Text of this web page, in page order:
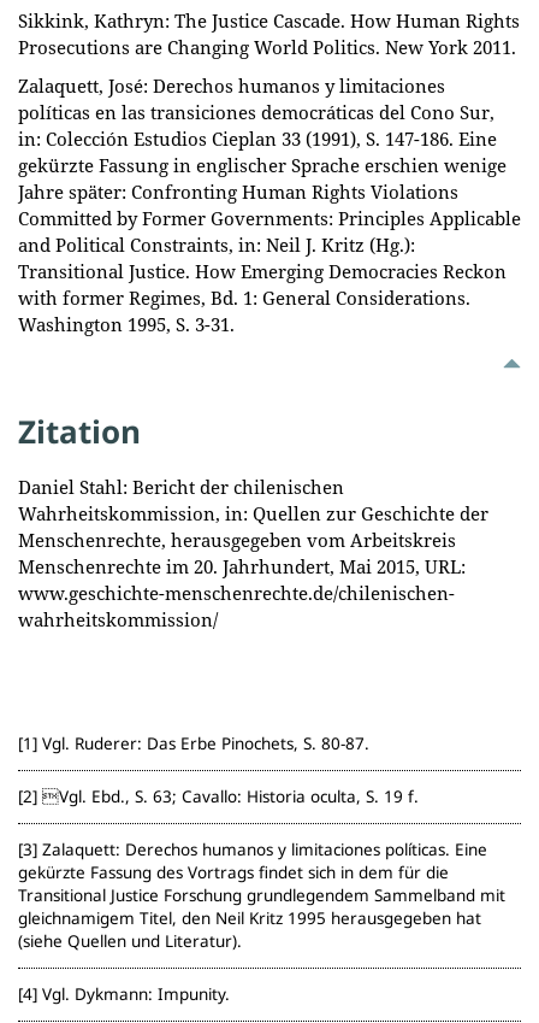
Sikkink, Kathryn: The Justice Cascade. How Human Rights
Prosecutions are Changing World Politics. New York 2011.
Zalaquett, José: Derechos humanos y limitaciones
políticas en las transiciones democráticas del Cono Sur,
in: Colección Estudios Cieplan 33 (1991), S. 147-186. Eine
gekürzte Fassung in englischer Sprache erschien wenige
Jahre später: Confronting Human Rights Violations
Committed by Former Governments: Principles Applicable
and Political Constraints, in: Neil J. Kritz (Hg.):
Transitional Justice. How Emerging Democracies Reckon
with former Regimes, Bd. 1: General Considerations.
Washington 1995, S. 3-31.
Zitation
Daniel Stahl: Bericht der chilenischen
Wahrheitskommission, in: Quellen zur Geschichte der
Menschenrechte, herausgegeben vom Arbeitskreis
Menschenrechte im 20. Jahrhundert, Mai 2015, URL:
www.geschichte-menschenrechte.de/chilenischen-
wahrheitskommission/
Vgl. Ruderer: Das Erbe Pinochets, S. 80-87.
Vgl. Ebd., S. 63; Cavallo: Historia oculta, S. 19 f.
Zalaquett: Derechos humanos y limitaciones políticas. Eine
gekürzte Fassung des Vortrags findet sich in dem für die
Transitional Justice Forschung grundlegendem Sammelband mit
gleichnamigem Titel, den Neil Kritz 1995 herausgegeben hat
(siehe Quellen und Literatur).
Vgl. Dykmann: Impunity.